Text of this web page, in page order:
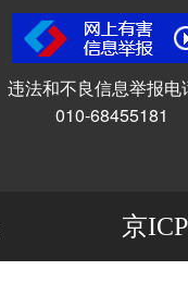
违法和不良信息举报电
010-68455181
京